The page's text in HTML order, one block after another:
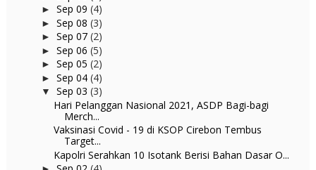
► Sep 09 (4)
► Sep 08 (3)
► Sep 07 (2)
► Sep 06 (5)
► Sep 05 (2)
► Sep 04 (4)
▼ Sep 03 (3)
Hari Pelanggan Nasional 2021, ASDP Bagi-bagi
Merch...
Vaksinasi Covid - 19 di KSOP Cirebon Tembus
Target...
Kapolri Serahkan 10 Isotank Berisi Bahan Dasar O...